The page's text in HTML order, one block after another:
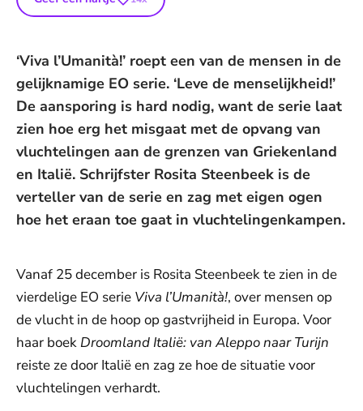
‘Viva l’Umanità!’ roept een van de mensen in de
gelijknamige EO serie. ‘Leve de menselijkheid!’
De aansporing is hard nodig, want de serie laat
zien hoe erg het misgaat met de opvang van
vluchtelingen aan de grenzen van Griekenland
en Italië. Schrijfster Rosita Steenbeek is de
verteller van de serie en zag met eigen ogen
hoe het eraan toe gaat in vluchtelingenkampen.
Vanaf 25 december is Rosita Steenbeek te zien in de
vierdelige EO serie Viva l’Umanità!, over mensen op
de vlucht in de hoop op gastvrijheid in Europa. Voor
haar boek Droomland Italië: van Aleppo naar Turijn
reiste ze door Italië en zag ze hoe de situatie voor
vluchtelingen verhardt.